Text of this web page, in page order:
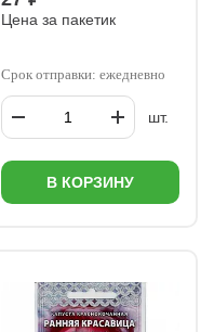
Цена за пакетик
Срок отправки: ежедневно
шт.
В КОРЗИНУ